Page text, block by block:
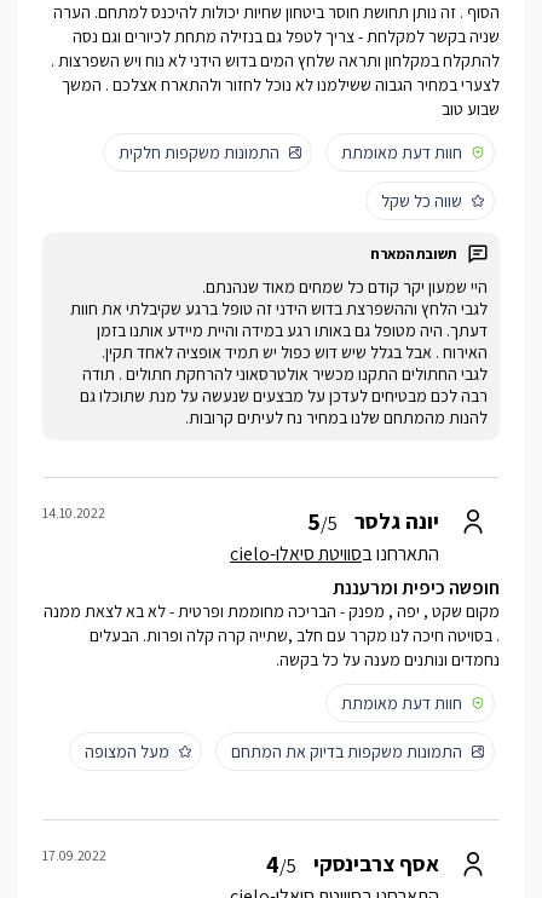
הסוף . זה נותן תחושת חוסר ביטחון שחיות יכולות להיכנס למתחם. הערה
שניה בקשר למקלחת - צריך לטפל גם בנזילה מתחת לכיורים וגם נסה
להתקלח במקלחון ותראה שלחץ המים בדוש הידני לא נוח ויש השפרצות .
לצערי במחיר הגבוה ששילמנו לא נוכל לחזור ולהתארח אצלכם . המשך
שבוע טוב
חוות דעת מאומתת
התמונות משקפות חלקית
שווה כל שקל
היי שמעון יקר קודם כל שמחים מאוד שנהנתם.
לגבי הלחץ וההשפרצת בדוש הידני זה טופל ברגע שקיבלתי את חוות
דעתך. היה מטופל גם באותו רגע במידה והיית מיידע אותנו בזמן
האירוח . אבל בגלל שיש דוש כפול יש תמיד אופציה לאחד תקין.
לגבי החתולים התקנו מכשיר אולטרסאוני להרחקת חתולים . תודה
רבה לכם מבטיחים לעדכן על מבצעים שנעשה על מנת שתוכלו גם
להנות מהמתחם שלנו במחיר נח לעיתים קרובות.
יונה גלסר 5/5
התארחנו בסוויטת סיאלו-cielo
14.10.2022
חופשה כיפית ומרעננת
מקום שקט , יפה , מפנק - הבריכה מחוממת ופרטית - לא בא לצאת ממנה
. בסויטה חיכה לנו מקרר עם חלב ,שתייה קרה קלה ופרות. הבעלים
נחמדים ונותנים מענה על כל בקשה.
חוות דעת מאומתת
התמונות משקפות בדיוק את המתחם מעל המצופה
אסף צרבינסקי 4/5
17.09.2022